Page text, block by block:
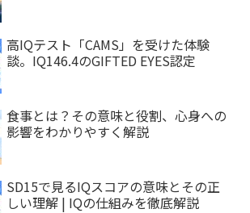
高IQテスト「CAMS」を受けた体験
談。IQ146.4のGIFTED EYES認定
食事とは？その意味と役割、心身への
影響をわかりやすく解説
SD15で見るIQスコアの意味とその正
しい理解 | IQの仕組みを徹底解説